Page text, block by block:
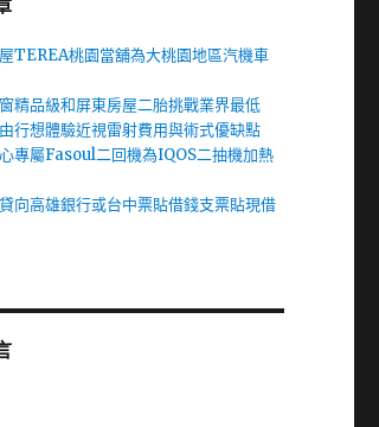
TEREA桃園當舖為大桃園地區汽機車
精品級和屏東房屋二胎挑戰業界最低
行想體驗近視雷射費用與術式優缺點
專屬Fasoul二回機為IQOS二抽機加熱
向高雄銀行或台中票貼借錢支票貼現借